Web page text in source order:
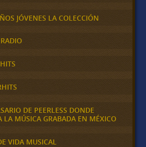
JÓVENES LA COLECCIÓN
DE PEERLESS DONDE
LA MÚSICA GRABADA EN MÉXICO
VIDA MUSICAL